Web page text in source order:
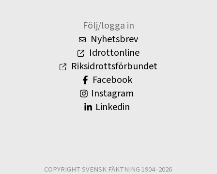
Följ/logga in
Nyhetsbrev
Idrottonline
Riksidrottsförbundet
Facebook
Instagram
Linkedin
COPYRIGHT SVENSK FÄKTNING 1904–2026